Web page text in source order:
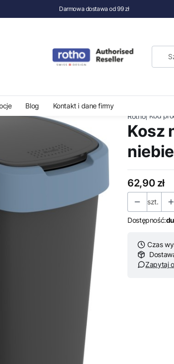
Darmowa dostawa od 99 zł
Blog Kontakt i dane firmy
Rotho| Kod
Kosz
Cena
62,90 zł
szt.
Dostępność:
Czas
Zapytaj